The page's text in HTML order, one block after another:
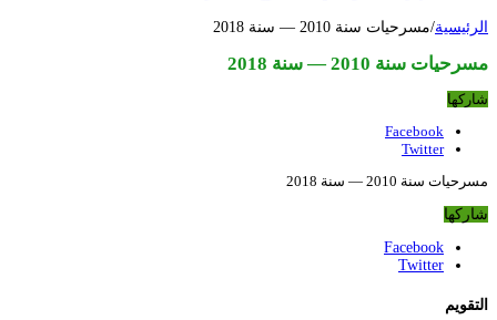
الرئيسية/مسرحيات سنة 2010 — سنة 2018
مسرحيات سنة 2010 — سنة 2018
شاركها
Facebook
Twitter
مسرحيات سنة 2010 — سنة 2018
شاركها
Facebook
Twitter
التقويم